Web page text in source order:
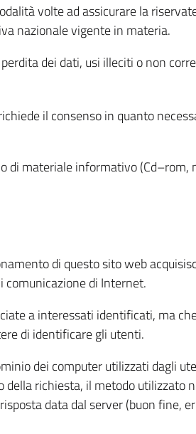
volte ad assicurare la
nazionale vigente in materia.
dei dati, usi illeciti o non
il consenso in quanto
materiale informativo (Cd–rom,
di questo sito web
comunicazione di Internet.
a interessati identificati, ma
di identificare gli utenti.
dei computer utilizzati dagli
richiesta, il metodo
data dal server (buon fine,